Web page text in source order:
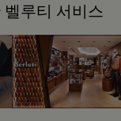
루티 서비스